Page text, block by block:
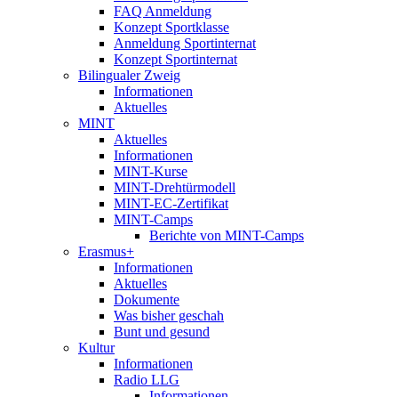
FAQ Anmeldung
Konzept Sportklasse
Anmeldung Sportinternat
Konzept Sportinternat
Bilingualer Zweig
Informationen
Aktuelles
MINT
Aktuelles
Informationen
MINT-Kurse
MINT-Drehtürmodell
MINT-EC-Zertifikat
MINT-Camps
Berichte von MINT-Camps
Erasmus+
Informationen
Aktuelles
Dokumente
Was bisher geschah
Bunt und gesund
Kultur
Informationen
Radio LLG